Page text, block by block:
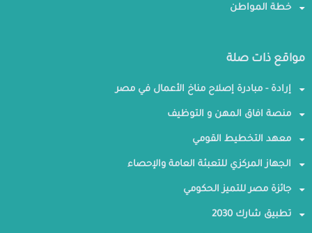
خطة المواطن
مواقع ذات صلة
إرادة - مبادرة إصلاح مناخ الأعمال في مصر
منصة افاق المهن و التوظيف
معهد التخطيط القومي
الجهاز المركزي للتعبئة العامة والإحصاء
جائزة مصر للتميز الحكومي
تطبيق شارك 2030